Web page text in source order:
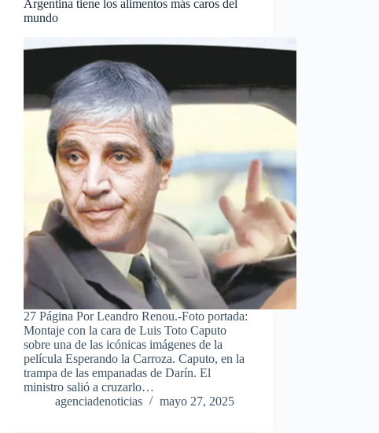
Argentina tiene los alimentos más caros del
mundo
27 Página Por Leandro Renou.-Foto portada:
Montaje con la cara de Luis Toto Caputo
sobre una de las icónicas imágenes de la
película Esperando la Carroza. Caputo, en la
trampa de las empanadas de Darín. El
ministro salió a cruzarlo…
agenciadenoticias
mayo 27, 2025